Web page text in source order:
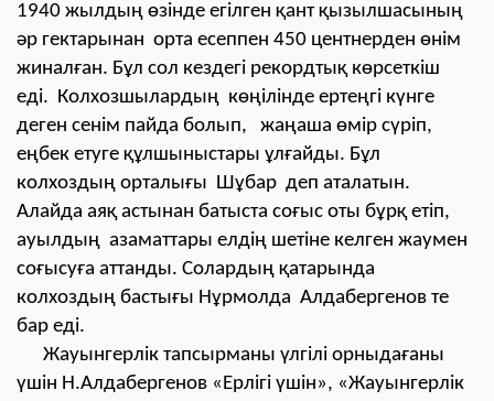
1940 жылдың өзінде егілген қант қызылшасының
әр гектарынан орта есеппен 450 центнерден өнім
жиналған. Бұл сол кездегі рекордтық көрсеткіш
еді. Колхозшылардың көңілінде ертеңгі күнге
деген сенім пайда болып, жаңаша өмір сүріп,
еңбек етуге құлшыныстары ұлғайды. Бұл
колхоздың орталығы Шұбар деп аталатын.
Алайда аяқ астынан батыста соғыс оты бұрқ етіп,
ауылдың азаматтары елдің шетіне келген жаумен
соғысуға аттанды. Солардың қатарында
колхоздың бастығы Нұрмолда Алдабергенов те
бар еді.
Жауынгерлік тапсырманы үлгілі орныдағаны
үшін Н.Алдабергенов «Ерлігі үшін», «Жауынгерлік